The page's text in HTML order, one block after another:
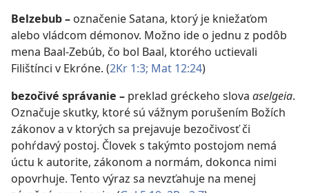
Belzebub– označenie Satana, ktorý je kniežaťom
alebo vládcom démonov. Možno ide o jednu z podôb
mena Baal-Zebúb, čo bol Baal, ktorého uctievali
Filištínci v Ekróne. (2Kr 1:3; Mat 12:24)
bezočivé správanie – preklad gréckeho slova aselgeia.
Označuje skutky, ktoré sú vážnym porušením Božích
zákonov a v ktorých sa prejavuje bezočivosť či
pohŕdavý postoj. Človek s takýmto postojom nemá
úctu k autorite, zákonom a normám, dokonca nimi
opovrhuje. Tento výraz sa nevzťahuje na menej